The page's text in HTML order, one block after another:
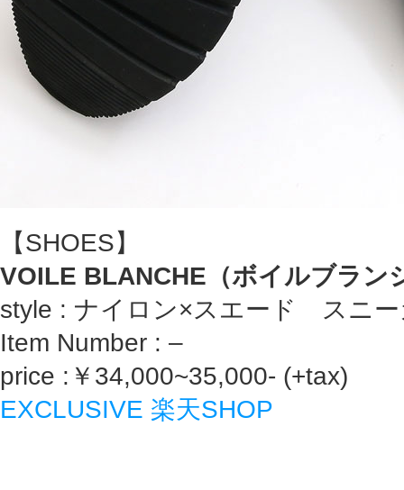
【SHOES】
VOILE BLANCHE（ボイルブラン
style : ナイロン×スエード スニー
Item Number : –
price :￥34,000~35,000- (+tax)
EXCLUSIVE 楽天SHOP